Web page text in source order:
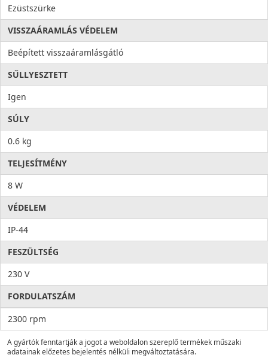
Ezüstszürke
VISSZAÁRAMLÁS VÉDELEM
Beépített visszaáramlásgátló
SŰLLYESZTETT
Igen
SÚLY
0.6 kg
TELJESÍTMÉNY
8 W
VÉDELEM
IP-44
FESZÜLTSÉG
230 V
FORDULATSZÁM
2300 rpm
A gyártók fenntartják a jogot a weboldalon szereplő termékek műszaki
adatainak előzetes bejelentés nélküli megváltoztatására.